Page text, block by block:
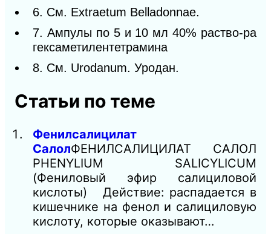
6. См. Extraetum Belladonnae.
7. Ампулы по 5 и 10 мл 40% раство-ра
гексаметилентетрамина
8. См. Urodanum. Уродан.
Статьи по теме
Фенилсалицилат
СалолФЕНИЛСАЛИЦИЛAT САЛОЛ
PHENYLIUM SALICYLICUM
(Фениловый эфир салициловой
кислоты) Действие: распадается в
кишечнике на фенол и салициловую
кислоту, которые оказывают…